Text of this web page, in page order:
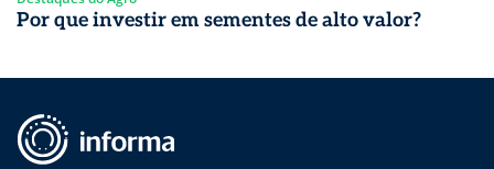
Por que investir em sementes de alto valor?